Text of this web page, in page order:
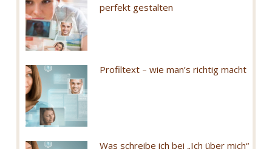
perfekt gestalten
Profiltext – wie man’s richtig macht
Was schreibe ich bei „Ich über mich“